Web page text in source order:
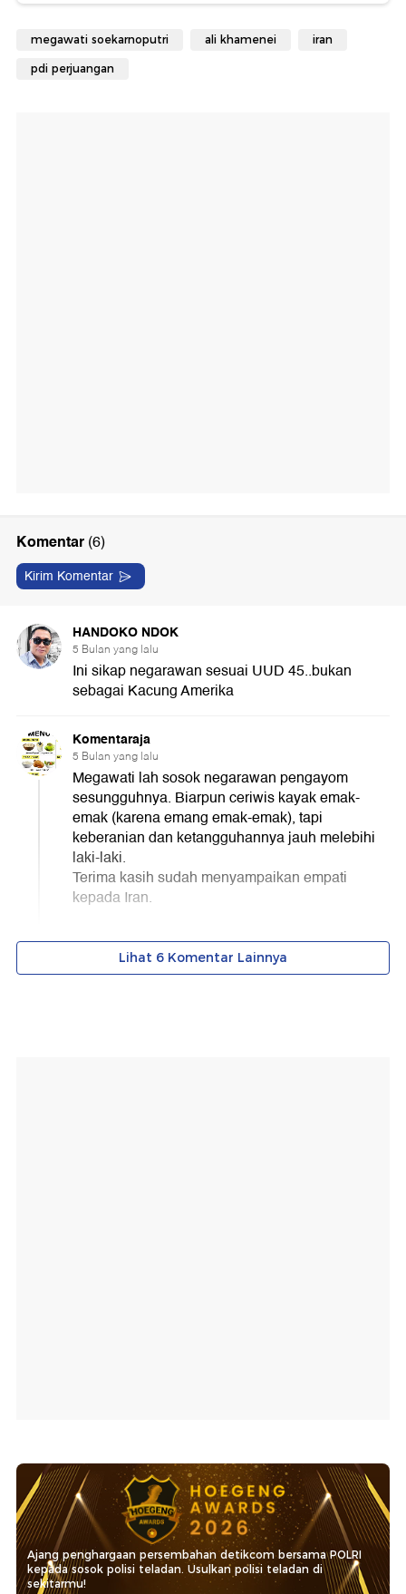
megawati soekarnoputri ali khamenei iran
pdi perjuangan
Ajang penghargaan persembahan detikcom bersama POLRI
kepada sosok polisi teladan. Usulkan polisi teladan di
sekitarmu!